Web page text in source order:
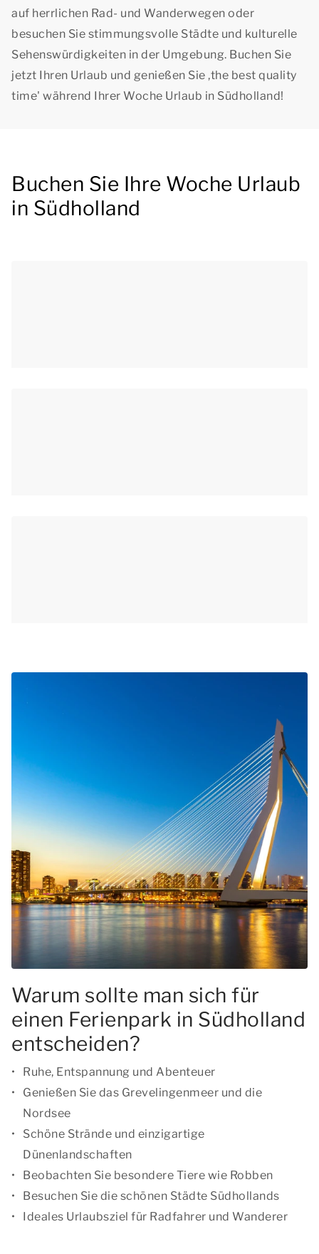
auf herrlichen Rad- und Wanderwegen oder
besuchen Sie stimmungsvolle Städte und kulturelle
Sehenswürdigkeiten in der Umgebung. Buchen Sie
jetzt Ihren Urlaub und genießen Sie ,the best quality
time' während Ihrer Woche Urlaub in Südholland!
Buchen Sie Ihre Woche Urlaub
in Südholland
Warum sollte man sich für
einen Ferienpark in Südholland
entscheiden?
Ruhe, Entspannung und Abenteuer
Genießen Sie das Grevelingenmeer und die
Nordsee
Schöne Strände und einzigartige
Dünenlandschaften
Beobachten Sie besondere Tiere wie Robben
Besuchen Sie die schönen Städte Südhollands
Ideales Urlaubsziel für Radfahrer und Wanderer